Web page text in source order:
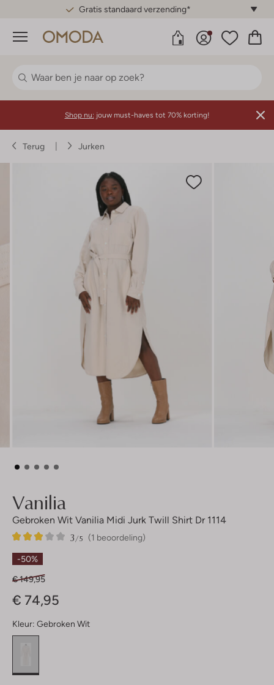
Gratis standaard verzending*
Menu
Shop nu: jouw must-haves tot 70% korting!
Terug Jurken
Vanilia
Gebroken Wit Vanilia Midi Jurk Twill Shirt Dr 1114
(1 beoordeling)
3/5
1
3
Sterren
-50%
€ 149,95
€ 74,95
Kleur: Gebroken Wit